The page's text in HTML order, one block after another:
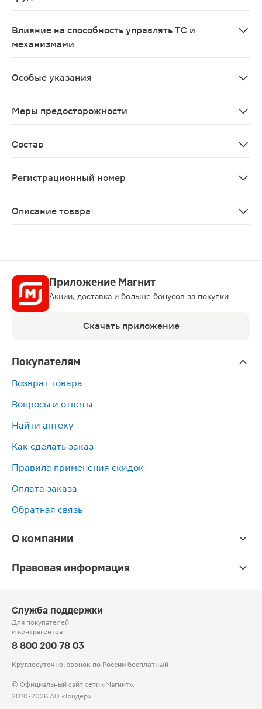
Влияние на способность управлять ТС и
механизмами
Особые указания
Меры предосторожности
Состав
Регистрационный номер
Описание товара
Приложение Магнит
Акции, доставка и больше бонусов за покупки
Скачать приложение
Покупателям
Возврат товара
Вопросы и ответы
Найти аптеку
Как сделать заказ
Правила применения скидок
Оплата заказа
Обратная связь
О компании
Правовая информация
Служба поддержки
Для покупателей
и контрагентов
8 800 200 78 03
Круглосуточно, звонок по России бесплатный
© Официальный сайт сети «Магнит».
2010-2026 АО «Тандер»